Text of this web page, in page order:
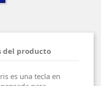
del producto
es una tecla en